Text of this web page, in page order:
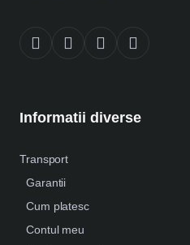
Informatii diverse
Transport
Garantii
Cum platesc
Contul meu